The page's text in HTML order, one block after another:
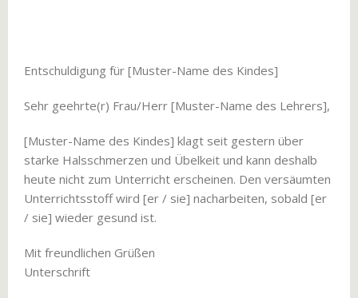
Entschuldigung für [Muster-Name des Kindes]
Sehr geehrte(r) Frau/Herr [Muster-Name des Lehrers],
[Muster-Name des Kindes] klagt seit gestern über
starke Halsschmerzen und Übelkeit und kann deshalb
heute nicht zum Unterricht erscheinen. Den versäumten
Unterrichtsstoff wird [er / sie] nacharbeiten, sobald [er
/ sie] wieder gesund ist.
Mit freundlichen Grüßen
Unterschrift